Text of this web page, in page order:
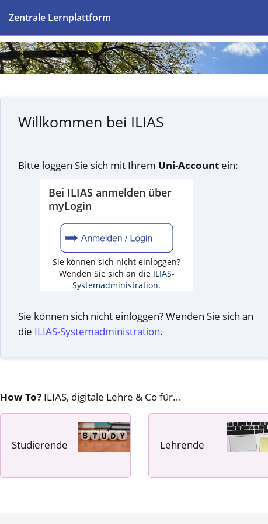
Zentrale Lernplattform
Willkommen bei ILIAS
Bitte loggen Sie sich mit Ihrem Uni-Account ein:
Bei ILIAS anmelden über
myLogin
Sie können sich nicht einloggen?
Wenden Sie sich an die ILIAS-
Systemadministration.
Sie können sich nicht einloggen? Wenden Sie sich an
die ILIAS-System­administration.
How To? ILIAS, digitale Lehre & Co für...
Studierende
Lehrende